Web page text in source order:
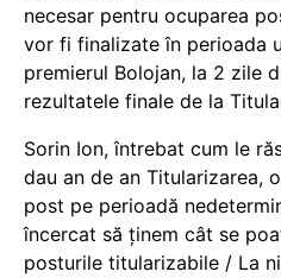
necesar pentru ocuparea
vor fi finalizate în perioada
premierul Bolojan, la 2 zile
rezultatele finale de la
Sorin Ion, întrebat cum le
dau an de an Titularizarea,
post pe perioadă
încercat să ținem cât se
posturile titularizabile / La